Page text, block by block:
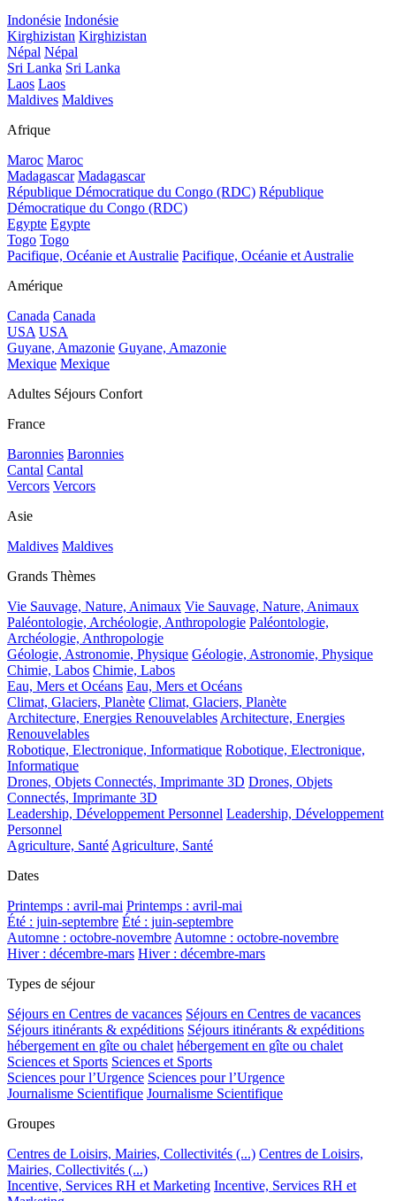
Indonésie Indonésie
Kirghizistan Kirghizistan
Népal Népal
Sri Lanka Sri Lanka
Laos Laos
Maldives Maldives
Afrique
Maroc Maroc
Madagascar Madagascar
République Démocratique du Congo (RDC) République
Démocratique du Congo (RDC)
Egypte Egypte
Togo Togo
Pacifique, Océanie et Australie Pacifique, Océanie et Australie
Amérique
Canada Canada
USA USA
Guyane, Amazonie Guyane, Amazonie
Mexique Mexique
Adultes Séjours Confort
France
Baronnies Baronnies
Cantal Cantal
Vercors Vercors
Asie
Maldives Maldives
Grands Thèmes
Vie Sauvage, Nature, Animaux Vie Sauvage, Nature, Animaux
Paléontologie, Archéologie, Anthropologie Paléontologie,
Archéologie, Anthropologie
Géologie, Astronomie, Physique Géologie, Astronomie, Physique
Chimie, Labos Chimie, Labos
Eau, Mers et Océans Eau, Mers et Océans
Climat, Glaciers, Planète Climat, Glaciers, Planète
Architecture, Energies RenouvelablesArchitecture, Energies
Renouvelables
Robotique, Electronique, Informatique Robotique, Electronique,
Informatique
Drones, Objets Connectés, Imprimante 3D Drones, Objets
Connectés, Imprimante 3D
Leadership, Développement Personnel Leadership, Développement
Personnel
Agriculture, SantéAgriculture, Santé
Dates
Printemps : avril-mai Printemps : avril-mai
Été : juin-septembre Été : juin-septembre
Automne : octobre-novembreAutomne : octobre-novembre
Hiver : décembre-mars Hiver : décembre-mars
Types de séjour
Séjours en Centres de vacances Séjours en Centres de vacances
Séjours itinérants & expéditions Séjours itinérants & expéditions
hébergement en gîte ou chalet hébergement en gîte ou chalet
Sciences et Sports Sciences et Sports
Sciences pour l’Urgence Sciences pour l’Urgence
Journalisme Scientifique Journalisme Scientifique
Groupes
Centres de Loisirs, Mairies, Collectivités (...) Centres de Loisirs,
Mairies, Collectivités (...)
Incentive, Services RH et Marketing Incentive, Services RH et